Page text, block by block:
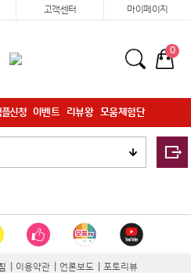
고객센터 마이페이지
0
신청 이벤트 리뷰왕 모움체험단
이용약관 언론보도 포토리뷰